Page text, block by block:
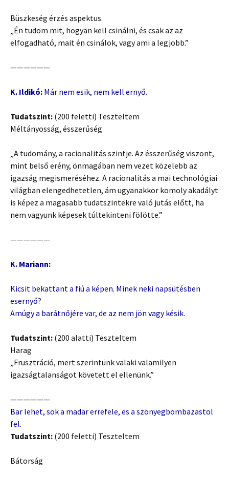
Büszkeség érzés aspektus.
„Én tudom mit, hogyan kell csinálni, és csak az az
elfogadható, mait én csinálok, vagy ami a legjobb.”
——————
K. Ildikó: Már nem esik, nem kell ernyő.
Tudatszint: (200 feletti) Teszteltem
Méltányosság, ésszerűség
„A tudomány, a racionalitás szintje. Az ésszerűség viszont,
mint belső erény, önmagában nem vezet közelebb az
igazság megismeréséhez. A racionalitás a mai technológiai
világban elengedhetetlen, ám ugyanakkor komoly akadályt
is képez a magasabb tudatszintekre való jutás előtt, ha
nem vagyunk képesek túltekinteni fölötte.”
——————
K. Mariann:
Kicsit bekattant a fiú a képen. Minek neki napsütésben
esernyő?
Amúgy a barátnőjére var, de az nem jön vagy késik.
Tudatszint: (200 alatti) Teszteltem
Harag
„Frusztráció, mert szerintünk valaki valamilyen
igazságtalanságot követett el ellenünk.”
——————
Bar lehet, sok a madar errefele, es a szönyegbombazastol
fel.
Tudatszint: (200 feletti) Teszteltem
Bátorság